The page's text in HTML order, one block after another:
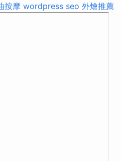
按摩 wordpress seo 外燴推薦